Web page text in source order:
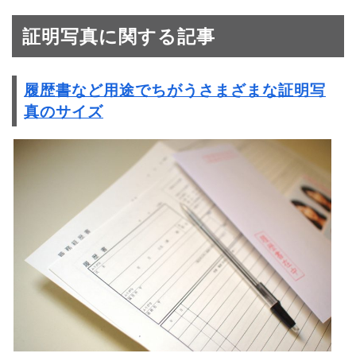
証明写真に関する記事
履歴書など用途でちがうさまざまな証明写
真のサイズ